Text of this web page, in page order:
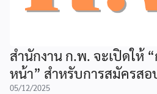
สำนักงาน ก.พ. จะเปิดให้
หน้า” สำหรับการสมัครส
05/12/2025